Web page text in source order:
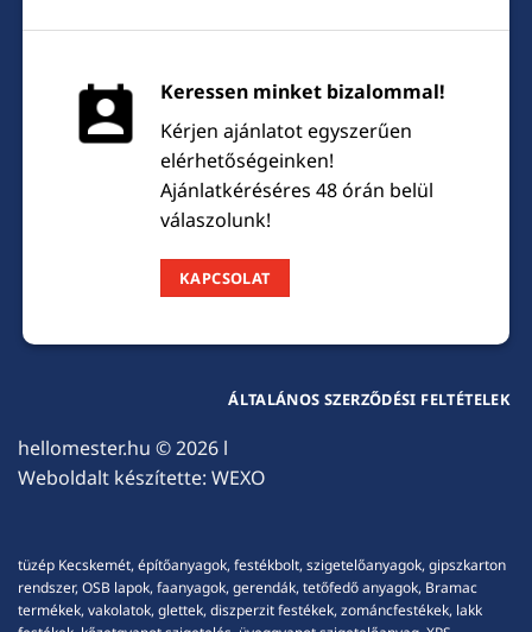
Keressen minket bizalommal!
Kérjen ajánlatot egyszerűen
elérhetőségeinken!
Ajánlatkéréséres 48 órán belül
válaszolunk!
KAPCSOLAT
hellomester.hu © 2026 l
Weboldalt készítette: WEXO
ÁLTALÁNOS SZERZŐDÉSI FELTÉTELEK
tüzép Kecskemét, építőanyagok, festékbolt, szigetelőanyagok, gipszkarton
rendszer, OSB lapok, faanyagok, gerendák, tetőfedő anyagok, Bramac
termékek, vakolatok, glettek, diszperzit festékek, zománcfestékek, lakk